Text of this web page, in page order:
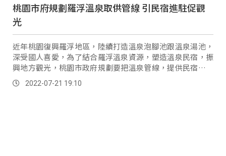
桃園市府規劃羅浮溫泉取供管線 引民宿進駐促觀
光
近年桃園復興羅浮地區，陸續打造溫泉泡腳池跟溫泉湯池，
深受國人喜愛，為了結合羅浮溫泉資源，塑造溫泉民宿，振
興地方觀光，桃園市政府規劃要把溫泉管線，提供民宿業者
申請，獲得水資源。
2022-07-21 19:10